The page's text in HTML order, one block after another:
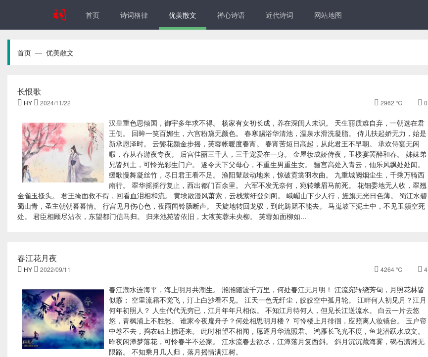
首页 诗词格律 优美散文 禅心诗语 近代诗词 网站地图
首页 — 优美散文
长恨歌
 HY  2024/11/22  2962 ℃  0
汉皇重色思倾国，御宇多年求不得。 杨家有女初长成，养在深闺人未识。 天生丽质难自弃，一朝选在君
王侧。 回眸一笑百媚生，六宫粉黛无颜色。 春寒赐浴华清池，温泉水滑洗凝脂。 侍儿扶起娇无力，始是
新承恩泽时。 云鬓花颜金步摇，芙蓉帐暖度春宵。 春宵苦短日高起，从此君王不早朝。 承欢侍宴无闲
暇，春从春游夜专夜。 后宫佳丽三千人，三千宠爱在一身。 金屋妆成娇侍夜，玉楼宴罢醉和春。 姊妹弟
兄皆列土，可怜光彩生门户。 遂令天下父母心，不重生男重生女。 骊宫高处入青云，仙乐风飘处处闻。
缓歌慢舞凝丝竹，尽日君王看不足。 渔阳鼙鼓动地来，惊破霓裳羽衣曲。 九重城阙烟尘生，千乘万骑西
南行。 翠华摇摇行复止，西出都门百余里。 六军不发无奈何，宛转蛾眉马前死。 花钿委地无人收，翠翘
金雀玉搔头。 君王掩面救不得，回看血泪相和流。 黄埃散漫风萧索，云栈萦纡登剑阁。 峨嵋山下少人行，旌旗无光日色薄。 蜀江水碧
蜀山青，圣主朝朝暮暮情。 行宫见月伤心色，夜雨闻铃肠断声。 天旋地转回龙驭，到此踌躇不能去。 马嵬坡下泥土中，不见玉颜空死
处。 君臣相顾尽沾衣，东望都门信马归。 归来池苑皆依旧，太液芙蓉未央柳。 芙蓉如面柳如...
春江花月夜
 HY  2022/09/11  4264 ℃  4
春江潮水连海平，海上明月共潮生。 滟滟随波千万里，何处春江无月明！ 江流宛转绕芳甸，月照花林皆
似霰； 空里流霜不觉飞，汀上白沙看不见。 江天一色无纤尘，皎皎空中孤月轮。 江畔何人初见月？江月
何年初照人？ 人生代代无穷已，江月年年只相似。 不知江月待何人，但见长江送流水。 白云一片去悠
悠，青枫浦上不胜愁。 谁家今夜扁舟子？何处相思明月楼？ 可怜楼上月徘徊，应照离人妆镜台。 玉户帘
中卷不去，捣衣砧上拂还来。 此时相望不相闻，愿逐月华流照君。 鸿雁长飞光不度，鱼龙潜跃水成文。
昨夜闲潭梦落花，可怜春半不还家。 江水流春去欲尽，江潭落月复西斜。 斜月沉沉藏海雾，碣石潇湘无
限路。 不知乘月几人归，落月摇情满江树。